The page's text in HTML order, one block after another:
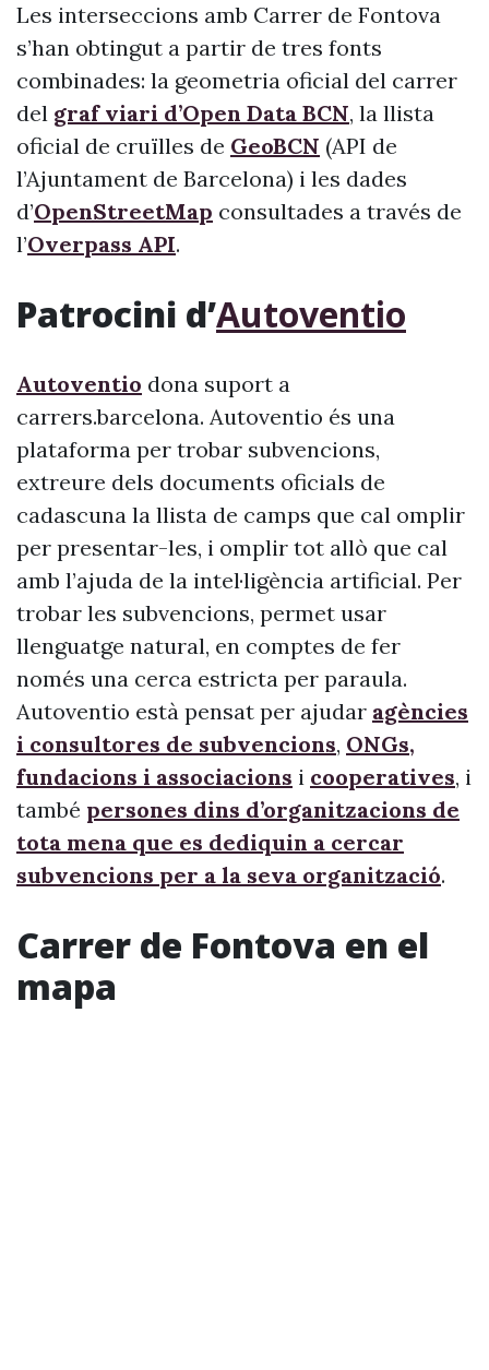
Les interseccions amb Carrer de Fontova
s’han obtingut a partir de tres fonts
combinades: la geometria oficial del carrer
del graf viari d’Open Data BCN, la llista
oficial de cruïlles de GeoBCN (API de
l’Ajuntament de Barcelona) i les dades
d’OpenStreetMap consultades a través de
l’Overpass API.
Patrocini d’Autoventio
Autoventio dona suport a
carrers.barcelona. Autoventio és una
plataforma per trobar subvencions,
extreure dels documents oficials de
cadascuna la llista de camps que cal omplir
per presentar-les, i omplir tot allò que cal
amb l’ajuda de la intel·ligència artificial. Per
trobar les subvencions, permet usar
llenguatge natural, en comptes de fer
només una cerca estricta per paraula.
Autoventio està pensat per ajudar agències
i consultores de subvencions, ONGs,
fundacions i associacions i cooperatives, i
també persones dins d’organitzacions de
tota mena que es dediquin a cercar
subvencions per a la seva organització.
Carrer de Fontova en el
mapa